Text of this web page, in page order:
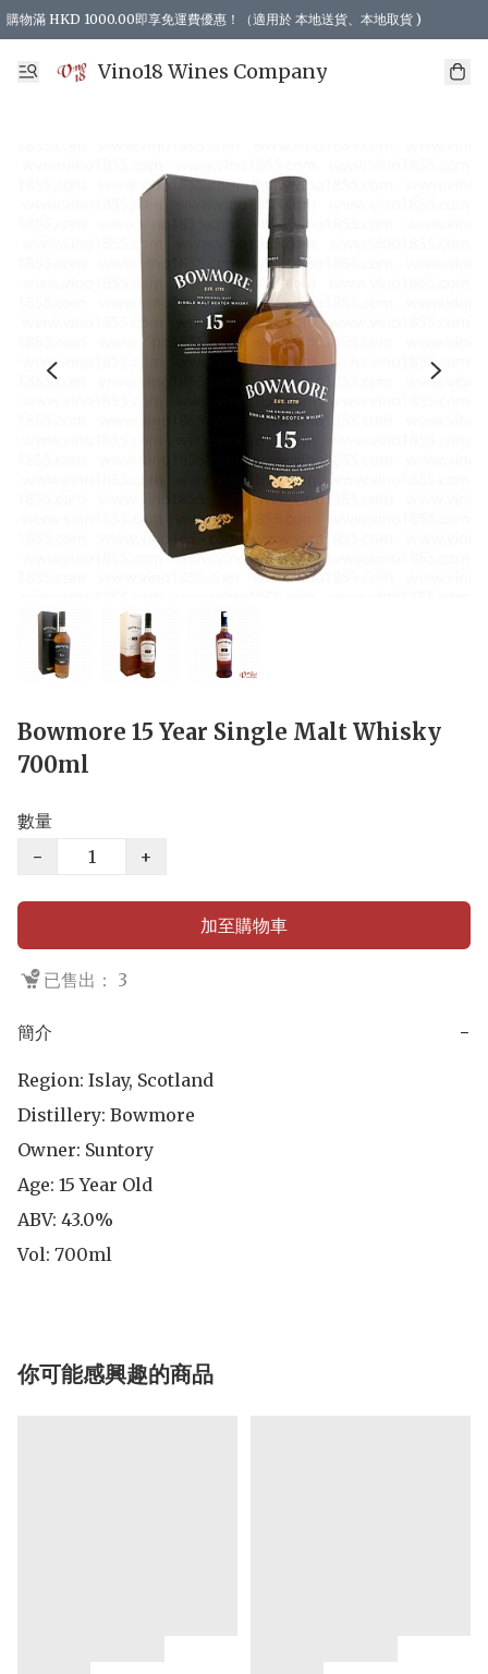
購物滿 HKD 1000.00即享免運費優惠！（適用於 本地送貨、本地取貨 )
Vino18 Wines Company
Bowmore 15 Year Single Malt Whisky
700ml
數量
−
+
加至購物車
已售出： 3
簡介 −
Region: Islay, Scotland
Distillery: Bowmore
Owner: Suntory
Age: 15 Year Old
ABV: 43.0%
Vol: 700ml
你可能感興趣的商品